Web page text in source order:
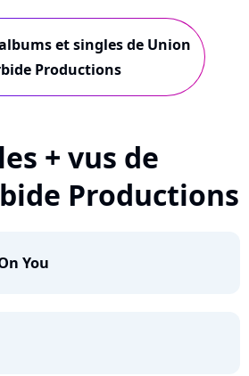
et singles de Union
Productions
+ vus de
Productions
You